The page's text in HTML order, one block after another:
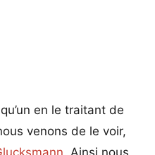
en le traitant de
venons de le voir,
. Ainsi nous